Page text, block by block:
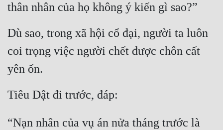
thân nhân của họ không ý kiến gì sao?”
Dù sao, trong xã hội cổ đại, người ta luôn
coi trọng việc người chết được chôn cất
yên ổn.
Tiêu Dật đi trước, đáp:
“Nạn nhân của vụ án nửa tháng trước là